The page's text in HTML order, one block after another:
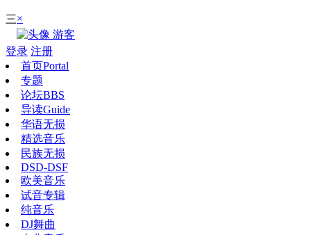
三×
游客
登录 注册
首页Portal
专题
论坛BBS
导读Guide
华语无损
精选音乐
民族无损
DSD-DSF
欧美音乐
试音专辑
纯音乐
DJ舞曲